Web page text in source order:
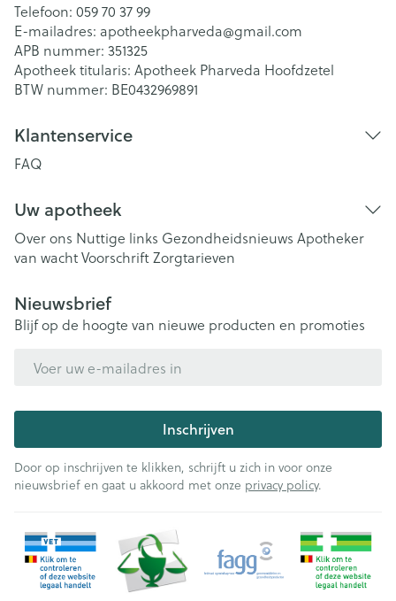
Telefoon: 059 70 37 99
E-mailadres: apotheekpharveda@gmail.com
APB nummer: 351325
Apotheek titularis: Apotheek Pharveda Hoofdzetel
BTW nummer: BE0432969891
Klantenservice
FAQ
Uw apotheek
Over ons Nuttige links Gezondheidsnieuws Apotheker
van wachtVoorschriftZorgtarieven
Nieuwsbrief
Blijf op de hoogte van nieuwe producten en promoties
Inschrijven
Door op inschrijven te klikken, schrijft u zich in voor onze
nieuwsbrief en gaat u akkoord met onze privacy policy.